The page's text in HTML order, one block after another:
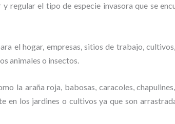
el tipo de especie invasora que se
el hogar, empresas, sitios de trabajo,
animales o insectos.
la araña roja, babosas, caracoles,
en los jardines o cultivos ya que son